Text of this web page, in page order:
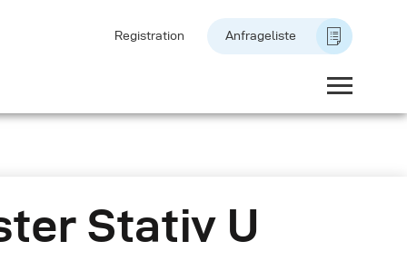
Registration Anfrageliste
Stativ U